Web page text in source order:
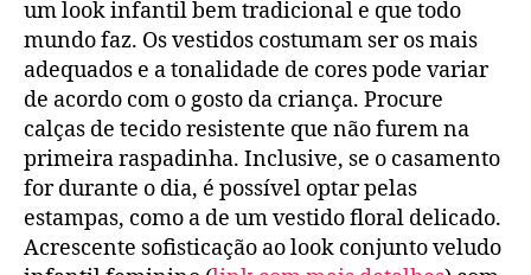
um look infantil bem tradicional e que todo
mundo faz. Os vestidos costumam ser os mais
adequados e a tonalidade de cores pode variar
de acordo com o gosto da criança. Procure
calças de tecido resistente que não furem na
primeira raspadinha. Inclusive, se o casamento
for durante o dia, é possível optar pelas
estampas, como a de um vestido floral delicado.
Acrescente sofisticação ao look conjunto veludo